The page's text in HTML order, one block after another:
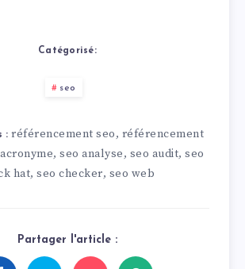
Catégorisé:
seo
: référencement seo, référencement
, seo analyse, seo audit, seo
hat,seo checker, seo web
Partager l'article :